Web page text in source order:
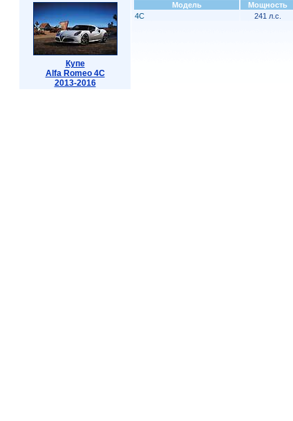
Купе
Alfa Romeo 4C
2013-2016
Модель Мощность
4C
241 л.с.